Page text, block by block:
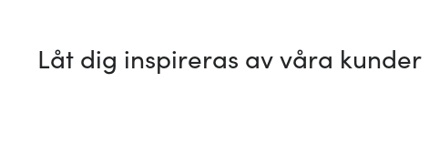
Låt dig inspireras av våra kunder